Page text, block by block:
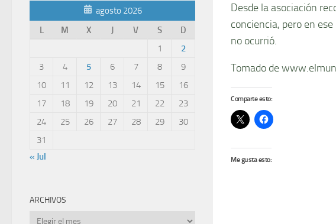
Desde la asociación
conciencia, pero en
no ocurrió.
Tomado de
Comparte esto:
Me gusta esto:
agosto 2026
L
M X J V S
D
1
2
3
4 5 6 7 8
9
10
11 12 13 14 15
16
17
18 19 20 21 22
23
24
25 26 27 28 29
30
31
« Jul
ARCHIVOS
Archivos